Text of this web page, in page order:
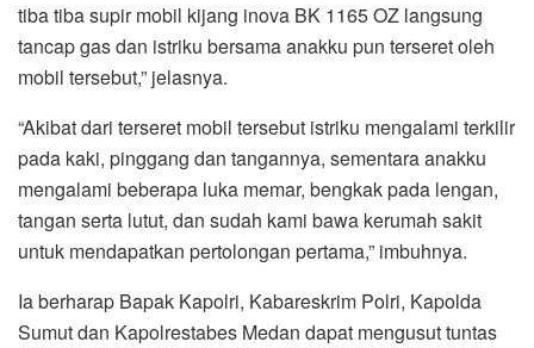
tiba tiba supir mobil kijang inova BK 1165 OZ langsung
tancap gas dan istriku bersama anakku pun terseret oleh
mobil tersebut,” jelasnya.
“Akibat dari terseret mobil tersebut istriku mengalami terkilir
pada kaki, pinggang dan tangannya, sementara anakku
mengalami beberapa luka memar, bengkak pada lengan,
tangan serta lutut, dan sudah kami bawa kerumah sakit
untuk mendapatkan pertolongan pertama,” imbuhnya.
Ia berharap Bapak Kapolri, Kabareskrim Polri, Kapolda
Sumut dan Kapolrestabes Medan dapat mengusut tuntas